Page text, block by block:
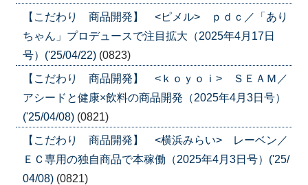
【こだわり 商品開発】 <ピメル> ｐｄｃ／「あり
ちゃん」プロデュースで注目拡大（2025年4月17日
号）('25/04/22) (0823)
【こだわり 商品開発】 <ｋｏｙｏｉ> ＳＥＡＭ／
アシードと健康×飲料の商品開発（2025年4月3日号）
('25/04/08) (0821)
【こだわり 商品開発】 <横浜みらい> レーベン／
ＥＣ専用の独自商品で本稼働（2025年4月3日号）('25/
04/08) (0821)